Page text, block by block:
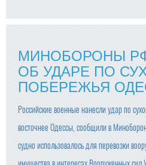
МИНОБОРОНЫ
ОБ УДАРЕ ПО
ПОБЕРЕЖЬЯ
Российские военные нанесли удар по
восточнее Одессы, сообщили в
судно использовалось для перевозки